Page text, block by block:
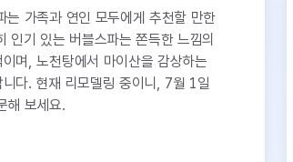
는 가족과 연인 모두에게 추천할 만한
인기 있는 버블스파는 쫀득한 느낌의
며, 노천탕에서 마이산을 감상하는
니다. 현재 리모델링 중이니, 7월 1일
해 보세요.